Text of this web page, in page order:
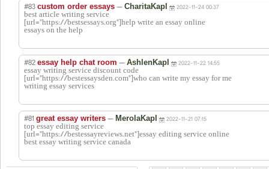
#83 custom order essays — CharitaKapl 2022-11-24 00:37
best article writing service
[url="https://bestsessays.org"]help write an essay online
essays on the help
#82 essay help chat room — AshlenKapl 2022-11-22 14:55
essay writing service discount code
[url="https://bestessaysden.com"]who can write my essay for me
writing essay services
#81 great essay writers — MerolaKapl 2022-11-21 07:15
top essay editing service
[url="https://bestessayreviews.net"]essay editing service online
best essay writing service canada